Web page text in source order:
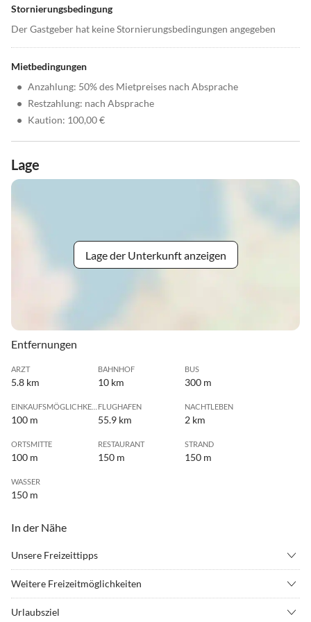
Stornierungsbedingung
Der Gastgeber hat keine Stornierungsbedingungen angegeben
Mietbedingungen
• Anzahlung: 50% des Mietpreises nach Absprache
• Restzahlung: nach Absprache
• Kaution: 100,00 €
Lage
Lage der Unterkunft anzeigen
Entfernungen
ARZT
5.8 km
BAHNHOF
10 km
BUS
300 m
100 m
FLUGHAFEN
55.9 km
NACHTLEBEN
2 km
ORTSMITTE
100 m
RESTAURANT
150 m
STRAND
150 m
WASSER
150 m
In der Nähe
Unsere Freizeittipps
• Fussball
Weitere Freizeitmöglichkeiten
Urlaubsziel